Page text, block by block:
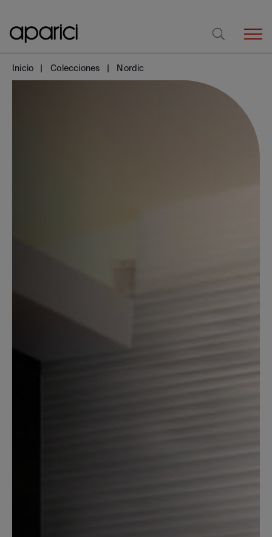
Inicio Colecciones Nordic